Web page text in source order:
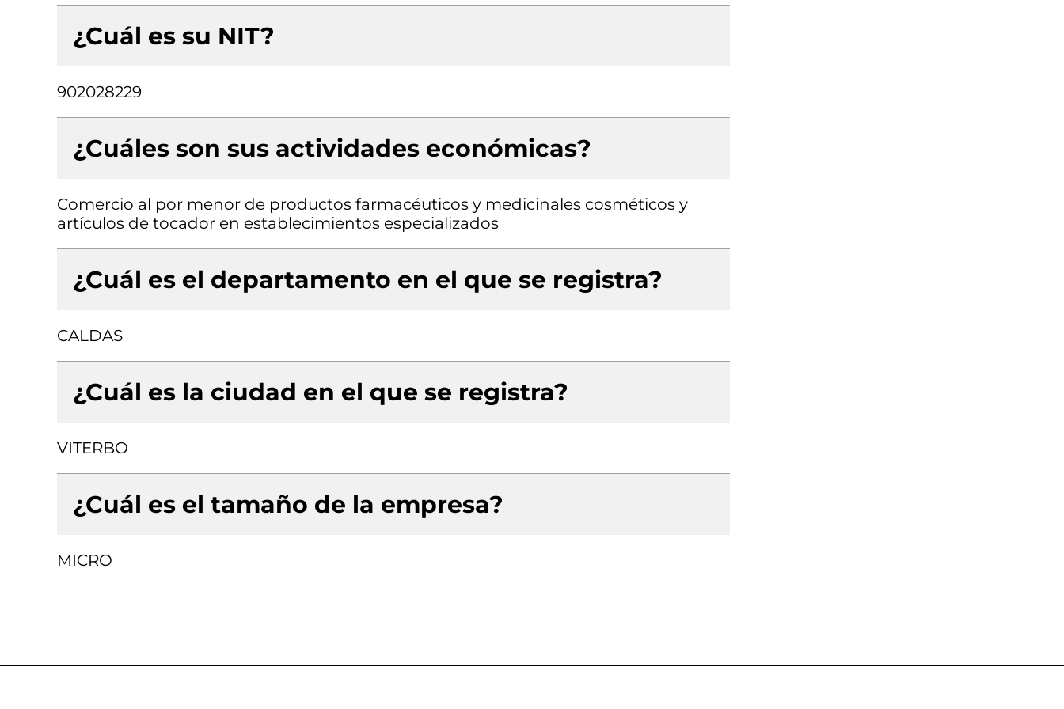
¿Cuál es su NIT?
902028229
¿Cuáles son sus actividades económicas?
Comercio al por menor de productos farmacéuticos y medicinales cosméticos y
artículos de tocador en establecimientos especializados
¿Cuál es el departamento en el que se registra?
CALDAS
¿Cuál es la ciudad en el que se registra?
VITERBO
¿Cuál es el tamaño de la empresa?
MICRO